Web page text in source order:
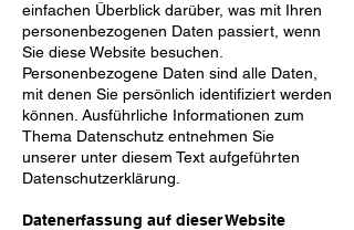
einfachen Überblick darüber, was mit Ihren
personenbezogenen Daten passiert, wenn
Sie diese Website besuchen.
Personenbezogene Daten sind alle Daten,
mit denen Sie persönlich identifiziert werden
können. Ausführliche Informationen zum
Thema Datenschutz entnehmen Sie
unserer unter diesem Text aufgeführten
Datenschutzerklärung.
Datenerfassung auf dieser Website